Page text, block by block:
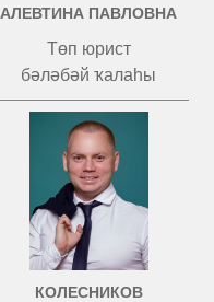
АЛЕВТИНА ПАВЛОВНА
Төп юрист
бәләбәй ҡалаһы
КОЛЕСНИКОВ